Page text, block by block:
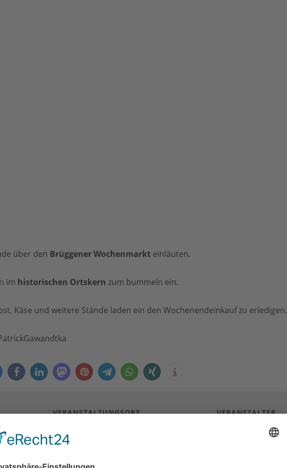
über den Brüggener Wochenmarkt einläuten.
im historischen Ortskern zum bummeln ein.
Käse und weitere Stände laden ein den Wochenendeinkauf zu erledigen.
VERANSTALTUNGSORT VERANSTALTER